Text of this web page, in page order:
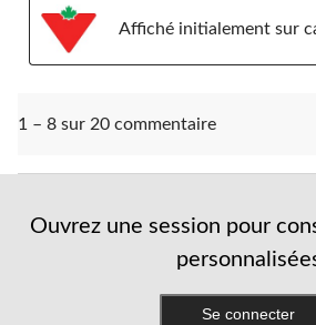
Affiché initialement sur
1 – 8 sur 20 commentaire
Ouvrez une session pour
Se connecter